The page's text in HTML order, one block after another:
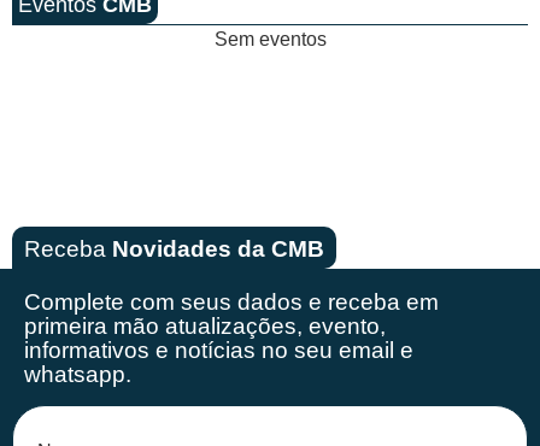
Sem eventos
Receba Novidades da CMB
Complete com seus dados e receba em
primeira mão atualizações, evento,
informativos e notícias no seu email e
whatsapp.